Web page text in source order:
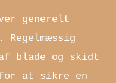
generelt
blade og skidt
for at sikre en